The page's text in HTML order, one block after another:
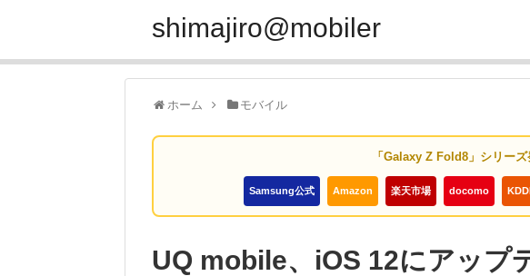
shimajiro@mobiler
ホーム モバイル
「Galaxy Z Fold8」シリーズ
Samsung公式 Amazon 楽天市場 docomo
UQ mobile、iOS 12にアップ